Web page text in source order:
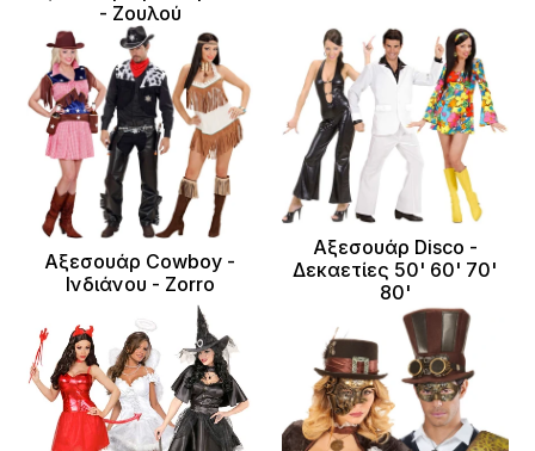
- Ζουλού
Αξεσουάρ Cowboy -
Ινδιάνου - Zorro
Αξεσουάρ Disco -
Δεκαετίες 50' 60' 70'
80'